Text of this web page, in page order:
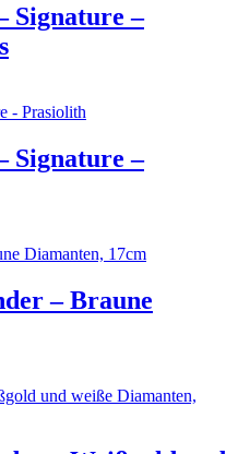
Signature –
Signature –
– Braune